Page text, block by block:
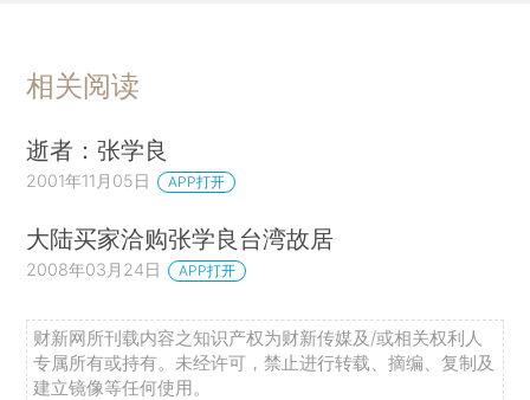
相关阅读
逝者：张学良
2001年11月05日 APP打开
大陆买家洽购张学良台湾故居
2008年03月24日 APP打开
财新网所刊载内容之知识产权为财新传媒及/或相关权利人
专属所有或持有。未经许可，禁止进行转载、摘编、复制及
建立镜像等任何使用。